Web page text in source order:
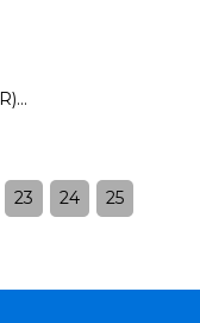
23 24
25